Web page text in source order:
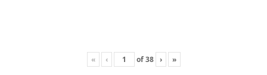
« ‹ of38 › »